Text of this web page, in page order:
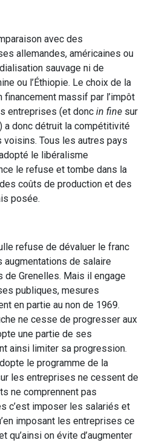
avec des
allemandes, américaines ou
sauvage ni de
ou l’Éthiopie. Le choix de la
massif par l’impôt
entreprises (et donc in fine sur
donc détruit la compétitivité
voisins. Tous les autres pays
le libéralisme
le refuse et tombe dans la
coûts de production et des
posée.
refuse de dévaluer le franc
de salaire
Grenelles. Mais il engage
publiques, mesures
en partie au non de 1969.
ne cesse de progresser aux
une partie de ses
ainsi limiter sa progression.
le programme de la
les entreprises ne cessent de
ne comprennent pas
c’est imposer les salariés et
imposant les entreprises ce
qu’ainsi on évite d’augmenter